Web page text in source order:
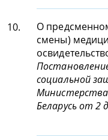
10.
О
смены)
социальной
Министерства
Беларусь от 2